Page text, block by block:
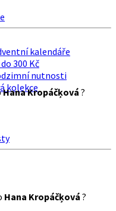
kalendáře
300 Kč
nutnosti
kolekce
Hana Kropáčķová ?
Hana Kropáčķová ?